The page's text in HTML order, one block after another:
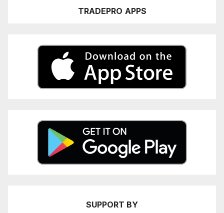
TRADEPRO APPS
SUPPORT BY